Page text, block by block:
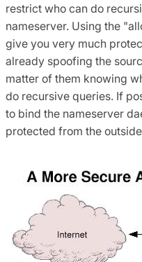
restrict who can do
nameserver. Using the
give you very much
already spoofing the
matter of them knowing
do recursive queries. If
to bind the nameserver
protected from the